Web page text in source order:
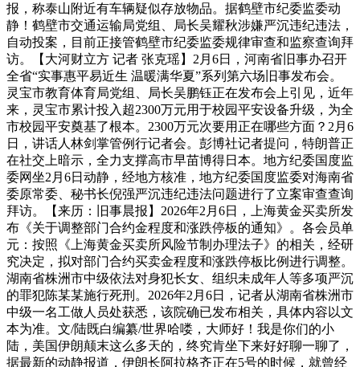
报，称泰山附近有车辆疑似存放物品。据鹤壁市纪委监委动
静！鹤壁市交通运输局党组、局长吴耀秋涉嫌严沉违纪违法，
自动投案，目前正接管鹤壁市纪委监委规律审查和监察查询拜
访。【大河财立方 记者 张克瑶】2月6日，河南省旧事办召开
全省“实事惠平易近生 温暖满华夏”系列第六场旧事发布会。
灵宝市教育体育局党组、局长吴鹏钰正在发布会上引见，近年
来，灵宝市累计投入超2300万元用于校园平安设备升级，为全
市校园平安奠基了根本。2300万元次要用正在哪些方面？2月6
日，讲话人林剑掌管例行记者会。彭博社记者提问，特朗普正
在社交上暗示，全力支撑高市早苗博得日本。地方纪委国度监
委网坐2月6日动静，经地方核准，地方纪委国度监委对海南省
委原常委、秘书长倪强严沉违纪违法问题进行了立案审查查询
拜访。【来历：旧事晨报】2026年2月6日，上海黄金买卖所发
布《关于调整部门合约金程度和涨跌停板的通知》。各会员单
元：按照《上海黄金买卖所风险节制办理法子》的相关，经研
究决定，拟对部门合约买卖金程度和涨跌停板比例进行调整。
湖南省株洲市中级依法对身犯长女、组织未成年人等多项严沉
的罪犯陈某某施行死刑。2026年2月6日，记者从湖南省株洲市
中级一名工做人员处获悉，该院确已发布相关，具体内容以文
本为准。文/陆既白编纂/世界哈喽，大师好！我是你们的小
陆，美国伊朗颠末这么多天的，终究肯坐下来好好聊一聊了，
据最新的动静报道，伊朗长阿拉格齐正在5号的时候，就曾经